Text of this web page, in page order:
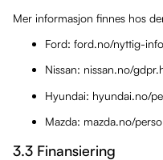
Mer informasjon finnes hos
Ford: ford.no/nyttig-
Nissan: nissan.no/
Hyundai: hyundai.no/
Mazda: mazda.no/
3.3 Finansiering